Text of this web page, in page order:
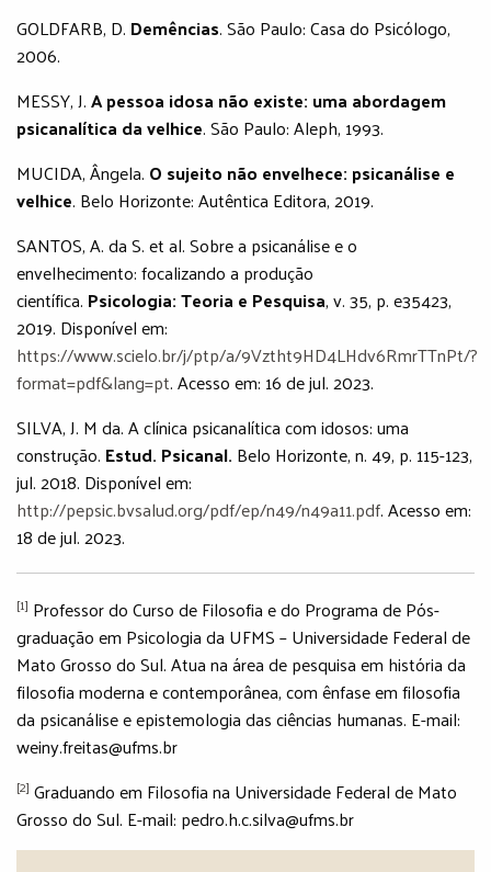
GOLDFARB, D. Demências. São Paulo: Casa do Psicólogo,
2006.
MESSY, J.A pessoa idosa não existe: uma abordagem
psicanalítica da velhice. São Paulo: Aleph, 1993.
MUCIDA, Ângela. O sujeito não envelhece: psicanálise e
velhice. Belo Horizonte: Autêntica Editora, 2019.
SANTOS, A. da S. et al. Sobre a psicanálise e o
envelhecimento: focalizando a produção
científica. Psicologia: Teoria e Pesquisa, v. 35, p. e35423,
2019. Disponível em:
https://www.scielo.br/j/ptp/a/9Vztht9HD4LHdv6RmrTTnPt/?
format=pdf&lang=pt. Acesso em: 16 de jul. 2023.
SILVA, J. M da. A clínica psicanalítica com idosos: uma
construção. Estud. Psicanal. Belo Horizonte, n. 49, p. 115-123,
jul. 2018. Disponível em:
http://pepsic.bvsalud.org/pdf/ep/n49/n49a11.pdf. Acesso em:
18 de jul. 2023.
[1] Professor do Curso de Filosofia e do Programa de Pós-
graduação em Psicologia da UFMS – Universidade Federal de
Mato Grosso do Sul. Atua na área de pesquisa em história da
filosofia moderna e contemporânea, com ênfase em filosofia
da psicanálise e epistemologia das ciências humanas. E-mail:
weiny.freitas@ufms.br
[2] Graduando em Filosofia na Universidade Federal de Mato
Grosso do Sul. E-mail: pedro.h.c.silva@ufms.br